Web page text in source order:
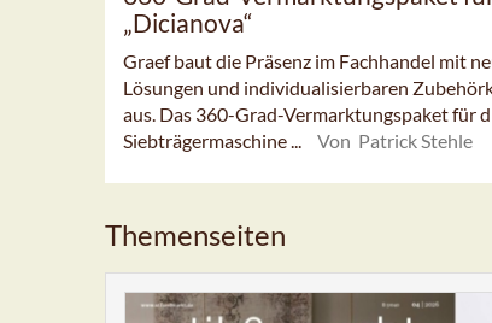
„Dicianova“
Graef baut die Präsenz im Fachhandel mit
Lösungen und individualisierbaren
aus. Das 360-Grad-Vermarktungspaket für
Siebträgermaschine ...
Von Patrick Stehle
Themenseiten